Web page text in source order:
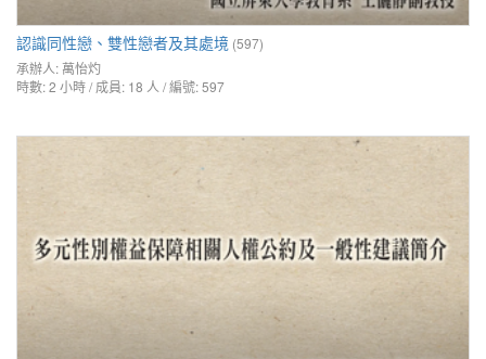
認識同性戀、雙性戀者及其處境 (597)
承辦人:萬怡灼
時數: 2 小時 / 成員: 18 人 / 編號: 597